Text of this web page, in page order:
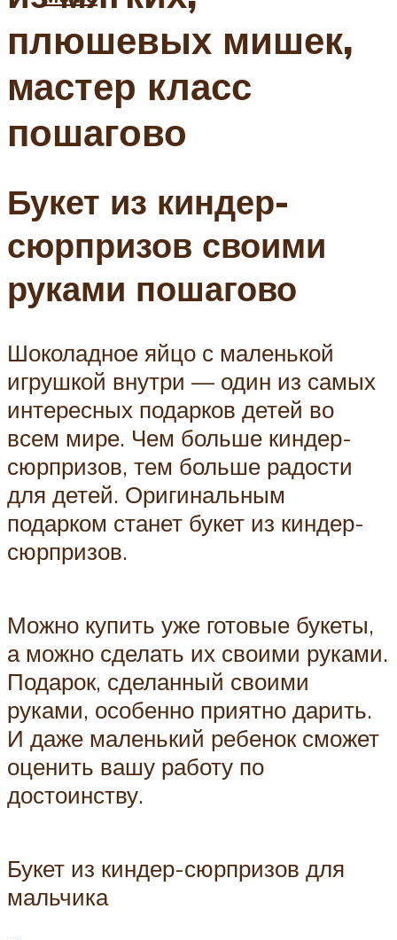
плюшевых мишек,
мастер класс
пошагово
Букет из киндер-
сюрпризов своими
руками пошагово
Шоколадное яйцо с маленькой
игрушкой внутри — один из самых
интересных подарков детей во
всем мире. Чем больше киндер-
сюрпризов, тем больше радости
для детей. Оригинальным
подарком станет букет из киндер-
сюрпризов.
Можно купить уже готовые букеты,
а можно сделать их своими руками.
Подарок, сделанный своими
руками, особенно приятно дарить.
И даже маленький ребенок сможет
оценить вашу работу по
достоинству.
Букет из киндер-сюрпризов для
мальчика